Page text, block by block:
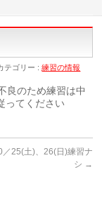
テゴリー :練習の情報
良のため練習は中
ってください
／25(土)、26(日)練習ナ
シ →